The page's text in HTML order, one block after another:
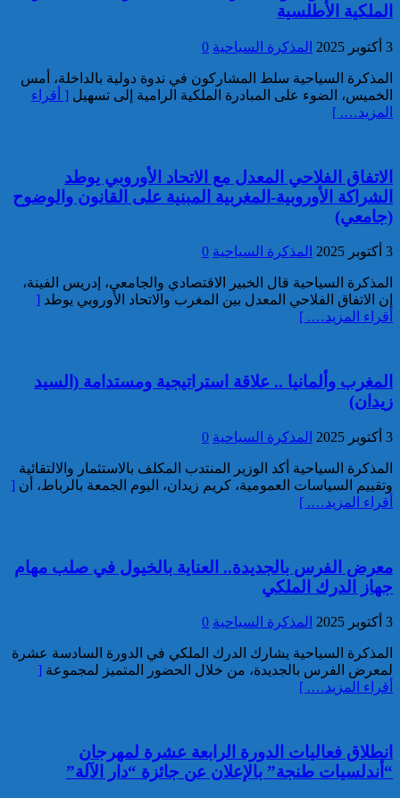
تحول الإرهاب الرقمي بعد تفكيك
تركيا:القضاء يأمر بحبس رئيس
بلدية إسطنبول على ذمة التحقيق
الإفريقي ل”داعش”: ضبط عبوة
بضواحي الرباط
إحباط مخطط إرهابي بالغ
الخطورة كان يستهدف المغرب
بتكليف وتحريض مباشر من قيادي
بارز في تنظيم “داعش” بمنطقة
الساحل الإفريقي
الملكية الأطلسية
3 أكتوبر 2025 المذكرة السياحية 0
المذكرة السياحية سلط المشاركون في ندوة دولية بالداخلة، أمس
الخميس، الضوء على المبادرة الملكية الرامية إلى تسهيل [ أقراء
المزيد…. ]
الاتفاق الفلاحي المعدل مع الاتحاد الأوروبي يوطد
الشراكة الأوروبية-المغربية المبنية على القانون والوضوح
(جامعي)
3 أكتوبر 2025 المذكرة السياحية 0
المذكرة السياحية قال الخبير الاقتصادي والجامعي، إدريس الفينة،
إن الاتفاق الفلاحي المعدل بين المغرب والاتحاد الأوروبي يوطد [
أقراء المزيد…. ]
المغرب وألمانيا .. علاقة استراتيجية ومستدامة (السيد
زيدان)
3 أكتوبر 2025 المذكرة السياحية 0
المذكرة السياحية أكد الوزير المنتدب المكلف بالاستثمار والالتقائية
وتقييم السياسات العمومية، كريم زيدان، اليوم الجمعة بالرباط، أن [
أقراء المزيد…. ]
معرض الفرس بالجديدة.. العناية بالخيول في صلب مهام
جهاز الدرك الملكي
3 أكتوبر 2025 المذكرة السياحية 0
المذكرة السياحية يشارك الدرك الملكي في الدورة السادسة عشرة
لمعرض الفرس بالجديدة، من خلال الحضور المتميز لمجموعة [
أقراء المزيد…. ]
انطلاق فعاليات الدورة الرابعة عشرة لمهرجان
“أندلسيات طنجة” بالإعلان عن جائزة “دار الآلة”